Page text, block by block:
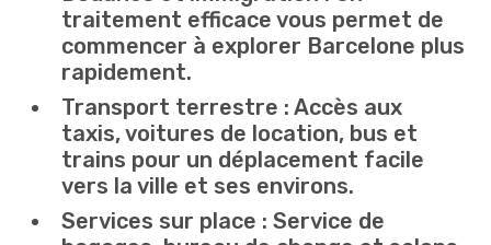
traitement efficace vous permet de
commencer à explorer Barcelone plus
rapidement.
Transport terrestre : Accès aux
taxis, voitures de location, bus et
trains pour un déplacement facile
vers la ville et ses environs.
Services sur place : Service de